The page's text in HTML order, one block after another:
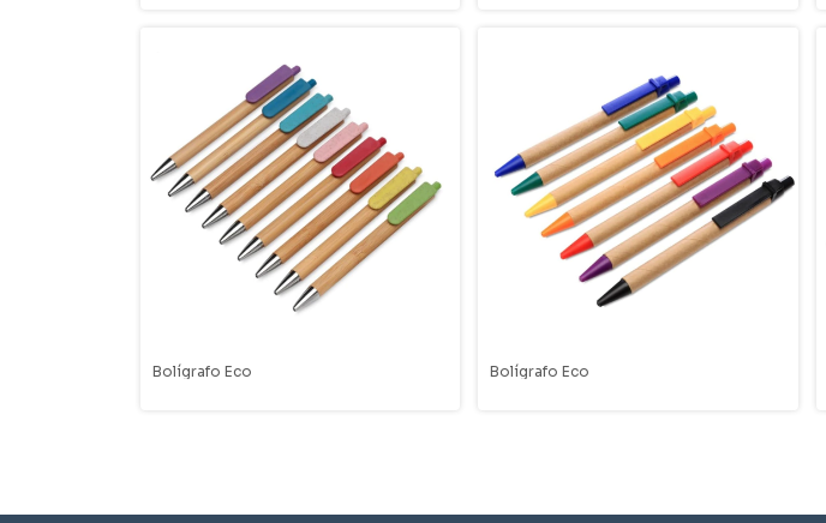
Bolígrafo Eco Bolígrafo Eco